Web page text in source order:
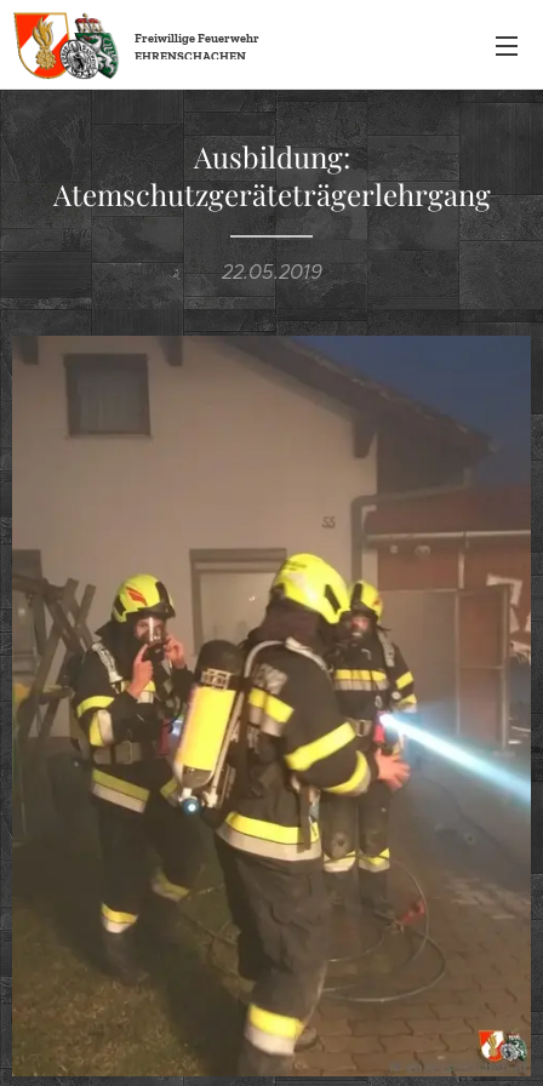
FreiwilligeFeuerwehr
EHRENSCHACHEN
Ausbildung:
Atemschutzgeräteträgerlehrgang
22.05.2019